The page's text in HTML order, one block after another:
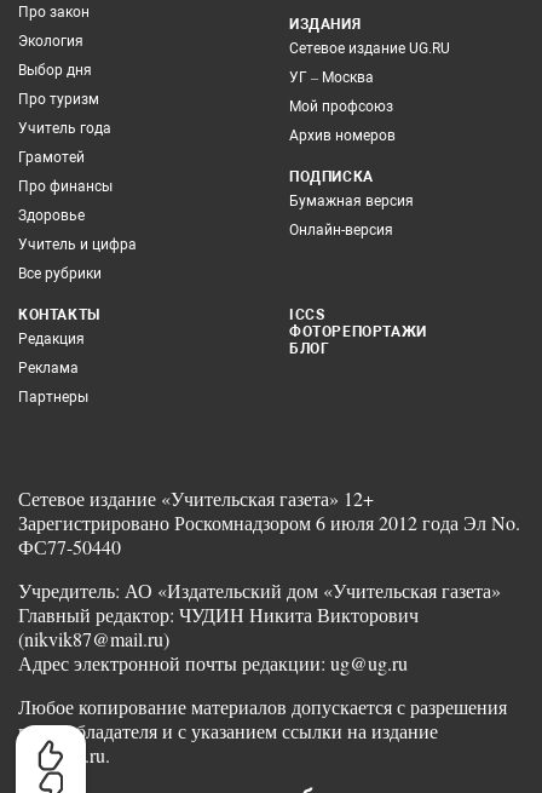
Про закон
Экология
Выбор дня
Про туризм
Учитель года
Грамотей
Про финансы
Здоровье
Учитель и цифра
Все рубрики
ИЗДАНИЯ
Сетевое издание UG.RU
УГ – Москва
Мой профсоюз
Архив номеров
ПОДПИСКА
Бумажная версия
Онлайн-версия
КОНТАКТЫ
Редакция
Реклама
Партнеры
ICCS
ФОТОРЕПОРТАЖИ
БЛОГ
Сетевое издание «Учительская газета» 12+
Зарегистрировано Роскомнадзором 6 июля 2012 года Эл No.
ФС77-50440
Учредитель: АО «Издательский дом «Учительская газета»
Главный редактор: ЧУДИН Никита Викторович
(nikvik87@mail.ru)
Адрес электронной почты редакции: ug@ug.ru
Любое копирование материалов допускается с разрешения
правообладателя и с указанием ссылки на издание
www.ug.ru.